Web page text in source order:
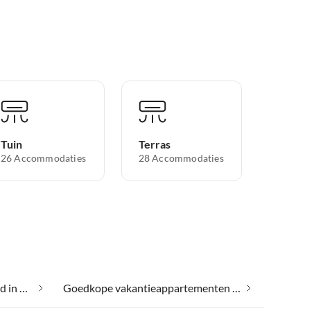
Tuin
26 Accommodaties
Terras
28 Accommodaties
Gezondheidsspa en schoonheid in Binz Goedkope vakantieappartementen in Binz